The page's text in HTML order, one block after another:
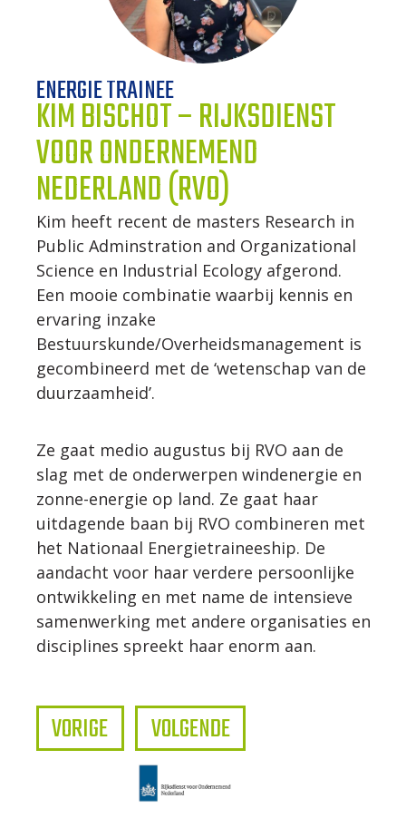
ORGANISATIES
UW VERHAAL
DE MEERWAARDE
KETENAANPAK
UW NETWERK
WERKWIJZE
UW PROJECT
CONTACT
ENERGIE TRAINEE
KIM BISCHOT – RIJKSDIENST
VOOR ONDERNEMEND
NEDERLAND (RVO)
Kim heeft recent de masters Research in
Public Adminstration and Organizational
Science en Industrial Ecology afgerond.
Een mooie combinatie waarbij kennis en
ervaring inzake
Bestuurskunde/Overheidsmanagement is
gecombineerd met de ‘wetenschap van de
duurzaamheid’.
Ze gaat medio augustus bij RVO aan de
slag met de onderwerpen windenergie en
zonne-energie op land. Ze gaat haar
uitdagende baan bij RVO combineren met
het Nationaal Energietraineeship. De
aandacht voor haar verdere persoonlijke
ontwikkeling en met name de intensieve
samenwerking met andere organisaties en
disciplines spreekt haar enorm aan.
VORIGE VOLGENDE